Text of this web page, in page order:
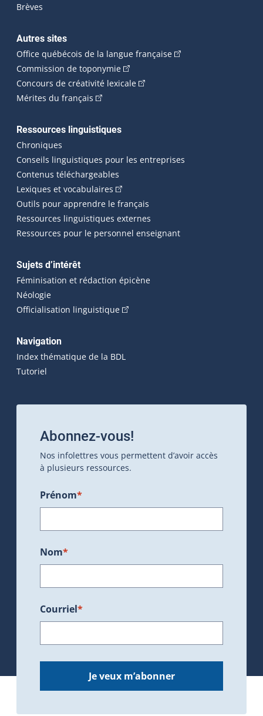
Brèves
Autres sites
Office québécois de la langue française(Cet hyperlien
Commission de toponymie(Cet hyperlien externe s'ouvrira
Concours de créativité lexicale(Cet hyperlien externe
Mérites du français (Cet hyperlien externe s'ouvrira dans une
Ressources linguistiques
Chroniques
Conseils linguistiques pour les entreprises
Contenus téléchargeables
Lexiques et vocabulaires (Cet hyperlien externe s'ouvrira
Outils pour apprendre le français
Ressources linguistiques externes
Ressources pour le personnel enseignant
Sujets d’intérêt
Féminisation et rédaction épicène
Néologie
Officialisation linguistique(Cet hyperlien externe s'ouvrira
Navigation
Index thématique de la BDL
Tutoriel
Abonnez-vous!
Nos infolettres vous permettent d’avoir accès
à plusieurs ressources.
Prénom*
Nom*
Courriel*
Je veux m’abonner